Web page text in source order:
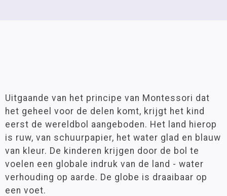
Uitgaande van het principe van Montessori dat
het geheel voor de delen komt, krijgt het kind
eerst de wereldbol aangeboden. Het land hierop
is ruw, van schuurpapier, het water glad en blauw
van kleur. De kinderen krijgen door de bol te
voelen een globale indruk van de land - water
verhouding op aarde. De globe is draaibaar op
een voet.